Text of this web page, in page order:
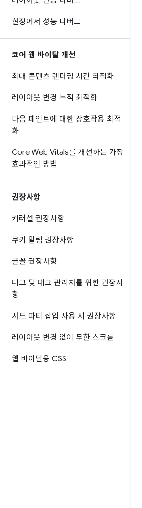
현장에서 성능 디버그
코어 웹 바이탈 개선
최대 콘텐츠 렌더링 시간 최적화
레이아웃 변경 누적 최적화
다음 페인트에 대한 상호작용 최적
화
Core Web Vitals를 개선하는 가장
효과적인 방법
권장사항
캐러셀 권장사항
쿠키 알림 권장사항
글꼴 권장사항
태그 및 태그 관리자를 위한 권장사
항
서드 파티 삽입 사용 시 권장사항
레이아웃 변경 없이 무한 스크롤
웹 바이탈용 CSS